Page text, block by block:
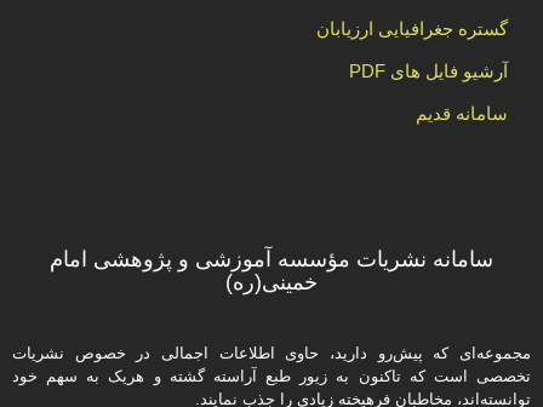
گستره جغرافیایی ارزیابان
آرشیو فایل های PDF
سامانه قدیم
سامانه نشریات مؤسسه آموزشی و پژوهشی امام
خمینی(ره)
مجموعه‌ای که پیش‌رو دارید،‌ حاوی اطلاعات اجمالی در خصوص نشریات
تخصصی است که تاکنون به زیور طبع آراسته گشته و هریک به سهم خود
توانسته‌اند، مخاطبان فرهیخته‌ زیادی را جذب نمایند.